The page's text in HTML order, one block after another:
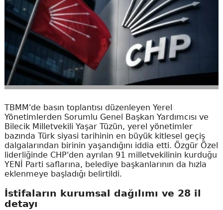
TBMM'de basın toplantısı düzenleyen Yerel
Yönetimlerden Sorumlu Genel Başkan Yardımcısı ve
Bilecik Milletvekili Yaşar Tüzün, yerel yönetimler
bazında Türk siyasi tarihinin en büyük kitlesel geçiş
dalgalarından birinin yaşandığını iddia etti. Özgür Özel
liderliğinde CHP'den ayrılan 91 milletvekilinin kurduğu
YENİ Parti saflarına, belediye başkanlarının da hızla
eklenmeye başladığı belirtildi.
İstifaların kurumsal dağılımı ve 28 il
detayı